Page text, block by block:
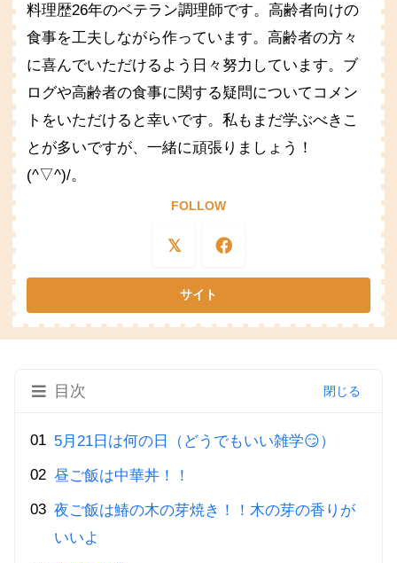
料理歴26年のベテラン調理師です。高齢者向けの
食事を工夫しながら作っています。高齢者の方々
に喜んでいただけるよう日々努力しています。ブ
ログや高齢者の食事に関する疑問についてコメン
トをいただけると幸いです。私もまだ学ぶべきこ
とが多いですが、一緒に頑張りましょう！
(^▽^)/。
FOLLOW
目次
5月21日は何の日（どうでもいい雑学😏）
昼ご飯は中華丼！！
夜ご飯は鰆の木の芽焼き！！木の芽の香りが
いいよ